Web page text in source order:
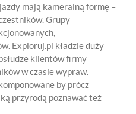
mają kameralną formę –
Grupy
Exploruj.pl kładzie duży
klientów firmy
w czasie wypraw.
by prócz
przyrodą poznawać też